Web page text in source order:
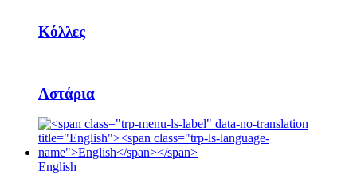
Κόλλες
Αστάρια
English